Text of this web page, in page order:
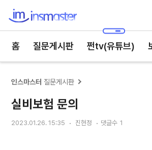
홈 질문게시판 쩐tv(유튜브)
인스마스터 질문게시판
실비보험 문의
2023.01.26. 15:35 진현정 댓글수 1